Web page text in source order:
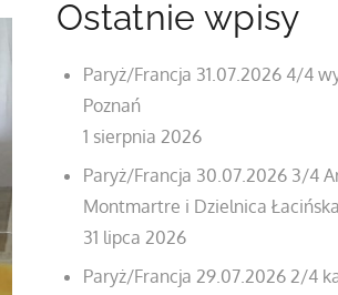
Ostatnie wpisy
Paryż/Francja 31.07.2026 4/4
Poznań
1 sierpnia 2026
Paryż/Francja 30.07.2026 3/4
Montmartre i Dzielnica Łacińska
31 lipca 2026
Paryż/Francja 29.07.2026 2/4